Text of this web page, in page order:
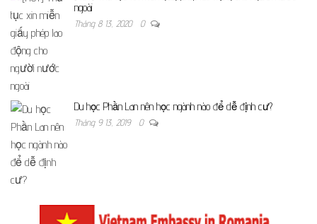
ngoài
Tháng 8 13, 2020 0
Du học Phần Lan nên học ngành nào để dễ định cư?
Tháng 9 13, 2019 0